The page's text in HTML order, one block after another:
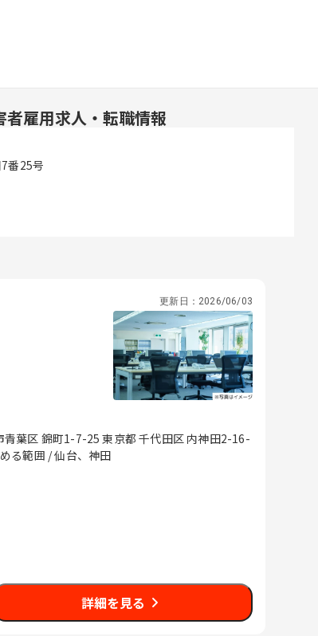
雇用求人・転職情報
番25号
更新日： 2026/06/03
東京都 千代田区 内神田2-16-
る範囲 / 仙台、神田
詳細を見る